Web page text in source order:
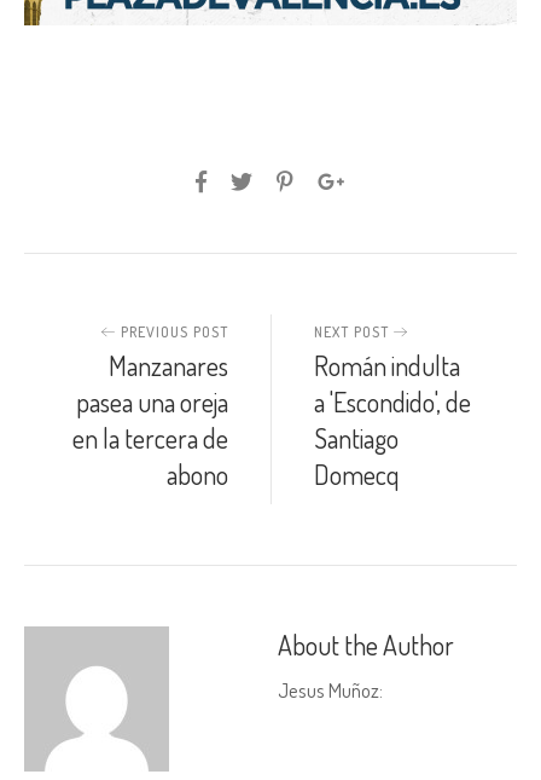
PREVIOUS POST
Manzanares
pasea una oreja
en la tercera de
abono
NEXT POST
Román indulta
a 'Escondido', de
Santiago
Domecq
About the Author
Jesus Muñoz: